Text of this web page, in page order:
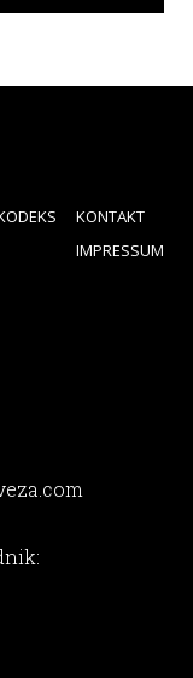
KONTAKT
IMPRESSUM